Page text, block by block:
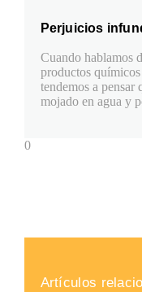
Perjuicios
Cuando hablamos
productos
tendemos a
mojado en agua y
Artículos